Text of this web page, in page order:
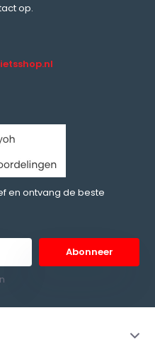
op.
en ontvang de beste
Abonneer